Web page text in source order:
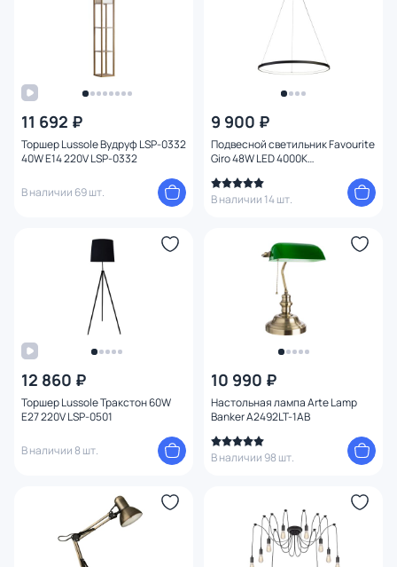
11 692 ₽
Торшер Lussole Вудруф LSP-0332
40W E14 220V LSP-0332
В наличии 69 шт.
9 900 ₽
Подвесной светильник Favourite
Giro 48W LED 4000К
В наличии 14 шт.
12 860 ₽
Торшер Lussole Тракстон 60W
E27 220V LSP-0501
В наличии 8 шт.
10 990 ₽
Настольная лампа Arte Lamp
Banker A2492LT-1AB
В наличии 98 шт.